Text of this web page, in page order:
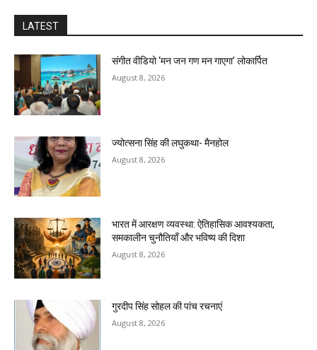
LATEST
संगीत वीडियो ‘मन जन गण मन गाएगा’ लोकार्पित
August 8, 2026
ज्योत्सना सिंह की लघुकथा- मैनहोल
August 8, 2026
भारत में आरक्षण व्यवस्था: ऐतिहासिक आवश्यकता,
समकालीन चुनौतियाँ और भविष्य की दिशा
August 8, 2026
गुरदीप सिंह सोहल की पांच रचनाएं
August 8, 2026